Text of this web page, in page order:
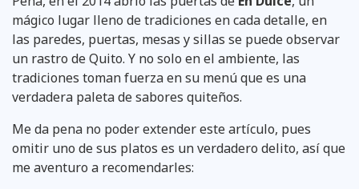
mágico lugar lleno de tradiciones en cada detalle, en
las paredes, puertas, mesas y sillas se puede observar
un rastro de Quito. Y no solo en el ambiente, las
tradiciones toman fuerza en su menú que es una
verdadera paleta de sabores quiteños.
Me da pena no poder extender este artículo, pues
omitir uno de sus platos es un verdadero delito, así que
me aventuro a recomendarles: